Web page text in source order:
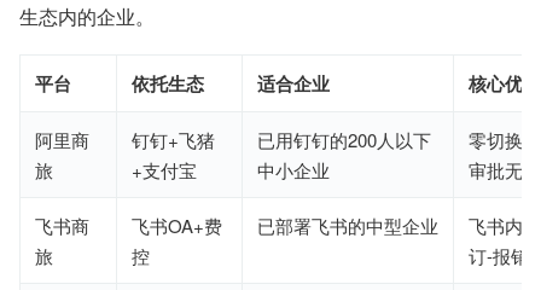
生态内的企业。
平台 依托生态 适合企业 核心优势
阿里商
旅
钉钉+飞猪
+支付宝
已用钉钉的200人以下
中小企业
零切换
审批无
飞书商
旅
飞书OA+费
控
已部署飞书的中型企业
飞书内
订-报销